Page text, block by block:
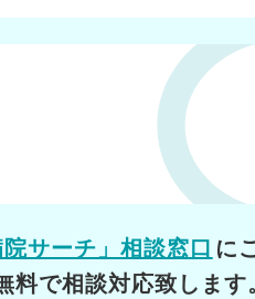
院サーチ」相談窓口 に
で相談対応致します